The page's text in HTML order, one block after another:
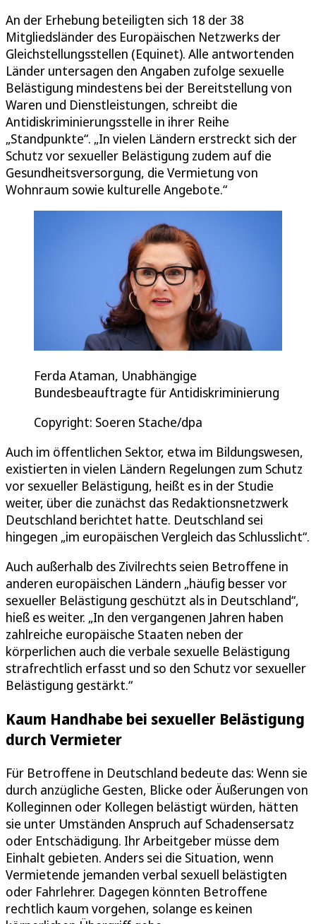
An der Erhebung beteiligten sich 18 der 38
Mitgliedsländer des Europäischen Netzwerks der
Gleichstellungsstellen (Equinet). Alle antwortenden
Länder untersagen den Angaben zufolge sexuelle
Belästigung mindestens bei der Bereitstellung von
Waren und Dienstleistungen, schreibt die
Antidiskriminierungsstelle in ihrer Reihe
„Standpunkte“. „In vielen Ländern erstreckt sich der
Schutz vor sexueller Belästigung zudem auf die
Gesundheitsversorgung, die Vermietung von
Wohnraum sowie kulturelle Angebote.“
Ferda Ataman, Unabhängige
Bundesbeauftragte für Antidiskriminierung
Copyright: Soeren Stache/dpa
Auch im öffentlichen Sektor, etwa im Bildungswesen,
existierten in vielen Ländern Regelungen zum Schutz
vor sexueller Belästigung, heißt es in der Studie
weiter, über die zunächst das Redaktionsnetzwerk
Deutschland berichtet hatte. Deutschland sei
hingegen „im europäischen Vergleich das Schlusslicht“.
Auch außerhalb des Zivilrechts seien Betroffene in
anderen europäischen Ländern „häufig besser vor
sexueller Belästigung geschützt als in Deutschland“,
hieß es weiter. „In den vergangenen Jahren haben
zahlreiche europäische Staaten neben der
körperlichen auch die verbale sexuelle Belästigung
strafrechtlich erfasst und so den Schutz vor sexueller
Belästigung gestärkt.“
Kaum Handhabe bei sexueller Belästigung
durch Vermieter
Für Betroffene in Deutschland bedeute das: Wenn sie
durch anzügliche Gesten, Blicke oder Äußerungen von
Kolleginnen oder Kollegen belästigt würden, hätten
sie unter Umständen Anspruch auf Schadensersatz
oder Entschädigung. Ihr Arbeitgeber müsse dem
Einhalt gebieten. Anders sei die Situation, wenn
Vermietende jemanden verbal sexuell belästigten
oder Fahrlehrer. Dagegen könnten Betroffene
rechtlich kaum vorgehen, solange es keinen